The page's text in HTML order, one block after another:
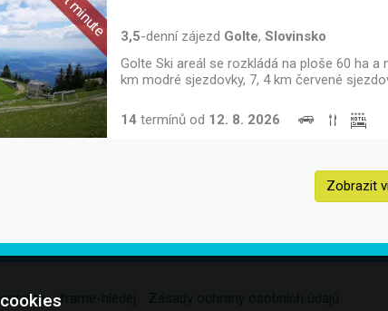
3,5-denní zájezd Golte, Slovinsko
Golte Ski areál se rozkládá na ploše 60 ha
km modré sjezdovky, 7, 4 km červené
14 termínů od 12. 8. 2026
Zobrazit
iframe-hledej
Zásady ochrany osobních údajů